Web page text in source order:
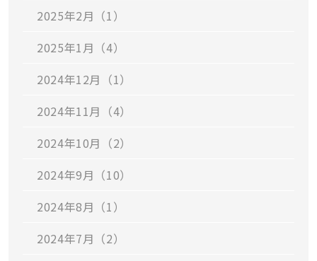
2025年2月（1）
2025年1月（4）
2024年12月（1）
2024年11月（4）
2024年10月（2）
2024年9月（10）
2024年8月（1）
2024年7月（2）